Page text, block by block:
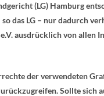
(LG) Hamburg
das LG – nur dadurch
ausdrücklich von allen
der verwendeten
Sollte sich